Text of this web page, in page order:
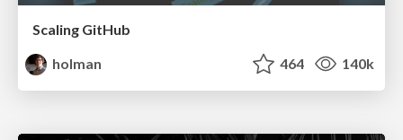
Scaling GitHub
holman
464 140k